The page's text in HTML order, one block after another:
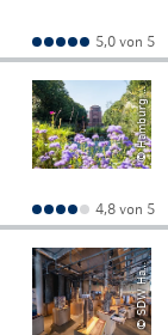
5,0 von 5
©
H
a
m
b
u
r
g
T
o
u
ri
s
m
u
s
G
m
b
H
4,8 von 5
©
S
D
W
H
a
m
b
u
r
g